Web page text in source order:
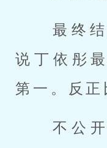
最终
说丁依彤
第一。反
不公